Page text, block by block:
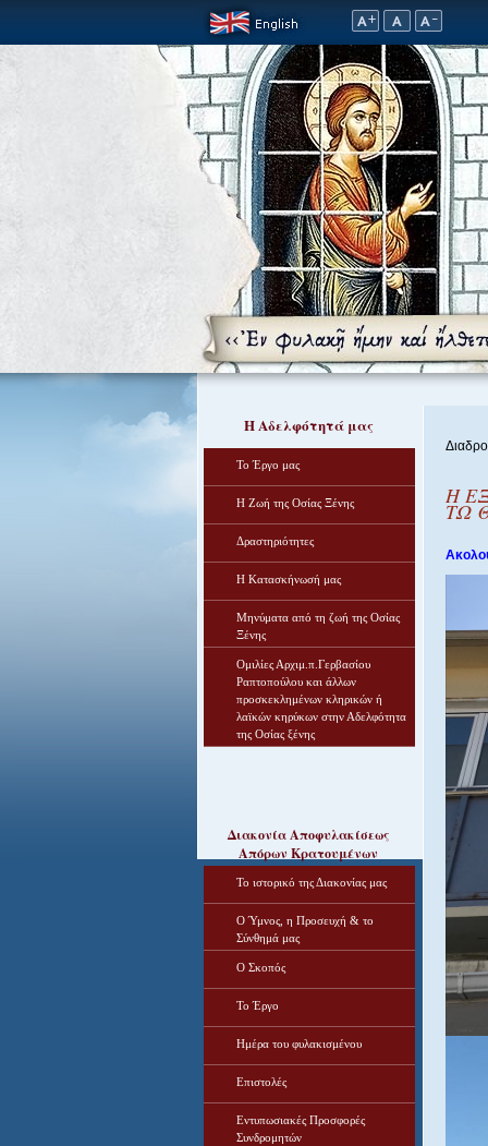
Η Αδελφότητά μας
Το Έργο μας
Η Ζωή της Οσίας Ξένης
Δραστηριότητες
Η Κατασκήνωσή μας
Μηνύματα από τη ζωή της Οσίας
Ξένης
Ομιλίες Αρχιμ.π.Γερβασίου
Ραπτοπούλου και άλλων
προσκεκλημένων κληρικών ή
λαϊκών κηρύκων στην Αδελφότητα
της Οσίας ξένης
Διακονία Αποφυλακίσεως
Απόρων Κρατουμένων
Το ιστορικό της Διακονίας μας
Ο Ύμνος, η Προσευχή & το
Σύνθημά μας
Ο Σκοπός
Το Έργο
Ημέρα του φυλακισμένου
Επιστολές
Εντυπωσιακές Προσφορές
Συνδρομητών
Η
ΤΩ